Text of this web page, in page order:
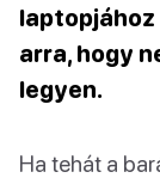
laptopjához
arra, hogy
legyen.
Ha tehát a